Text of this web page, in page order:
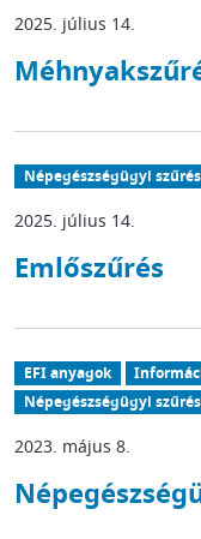
2025. július 14.
Népegészségügyi
2025. július 14.
Emlőszűrés
EFI anyagok
Népegészségügyi
2023. május 8.